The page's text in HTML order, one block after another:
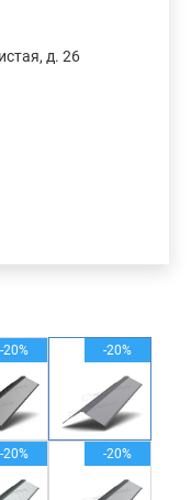
-20% -20%
-20% -20%
д. 26